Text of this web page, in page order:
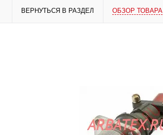
ВЕРНУТЬСЯ В РАЗДЕЛ ОБЗОР ТОВАРА